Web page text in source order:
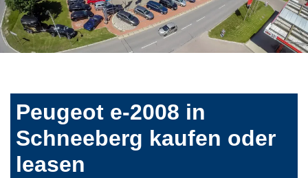
Peugeot e-2008 in
Schneeberg kaufen oder
leasen